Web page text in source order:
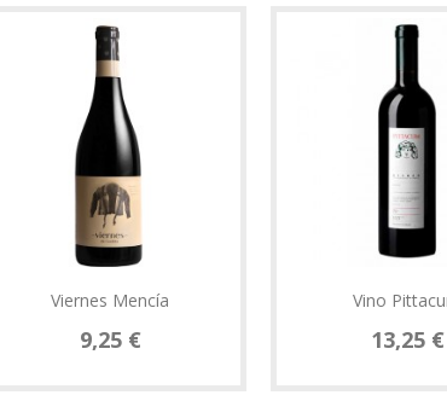
Viernes Mencía
9,25 €
Vino
13,25 €